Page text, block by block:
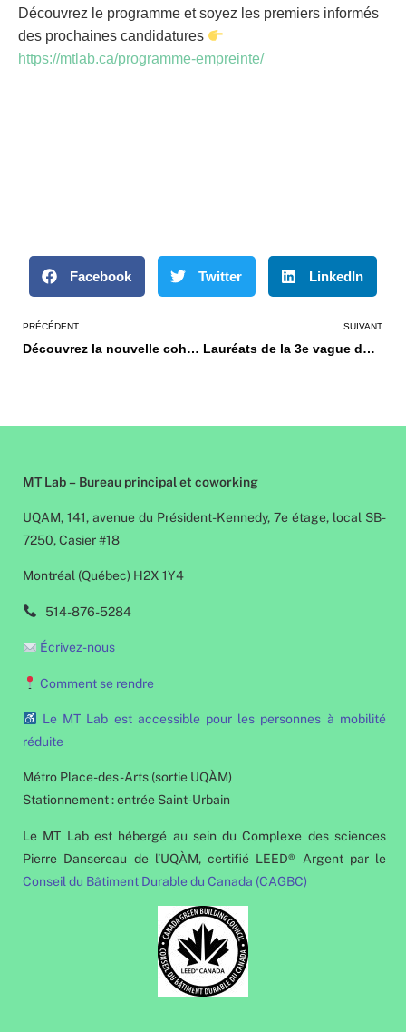
Découvrez le programme et soyez les premiers informés
des prochaines candidatures
https://mtlab.ca/programme-empreinte/
Facebook Twitter LinkedIn
PRÉCÉDENT
Découvrez la nouvelle cohorte du Programme Maillage
SUIVANT
Lauréats de la 3e vague du programme de Financement de projets
MT Lab – Bureau principal et coworking
UQAM, 141, avenue du Président-Kennedy, 7e étage, local SB-
7250, Casier #18
Montréal (Québec) H2X 1Y4
514-876-5284
Écrivez-nous
Comment se rendre
Le MT Lab est accessible pour les personnes à mobilité
réduite
Métro Place-des-Arts (sortie UQÀM)
Stationnement : entrée Saint-Urbain
Le MT Lab est hébergé au sein du Complexe des sciences
Pierre Dansereau de l’UQÀM, certifié LEED® Argent par le
Conseil du Bâtiment Durable du Canada (CAGBC)